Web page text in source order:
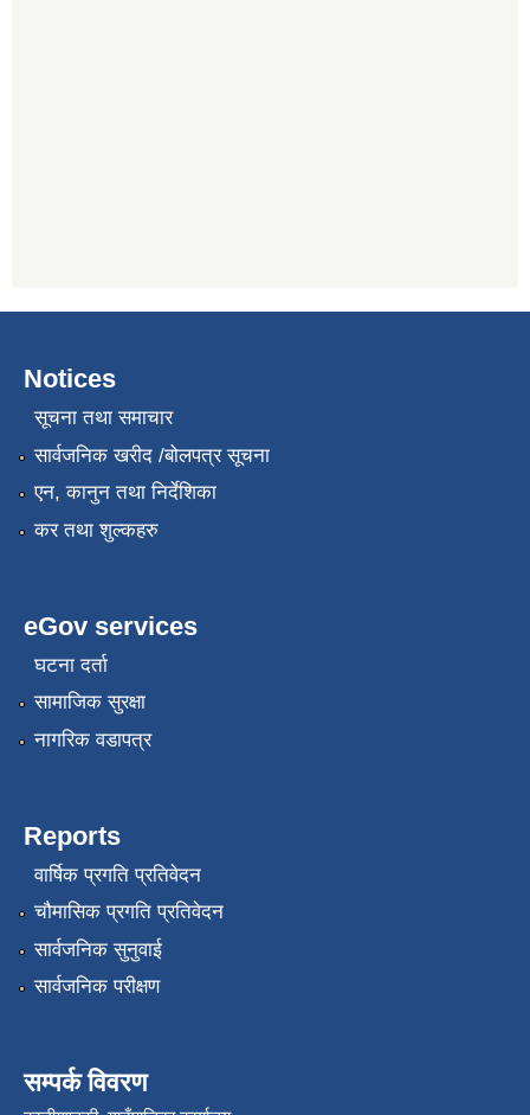
Notices
सूचना तथा समाचार
सार्वजनिक खरीद /बोलपत्र सूचना
एन, कानुन तथा निर्देशिका
कर तथा शुल्कहरु
eGov services
घटना दर्ता
सामाजिक सुरक्षा
नागरिक वडापत्र
Reports
वार्षिक प्रगति प्रतिवेदन
चौमासिक प्रगति प्रतिवेदन
सार्वजनिक सुनुवाई
सार्वजनिक परीक्षण
सम्पर्क विवरण